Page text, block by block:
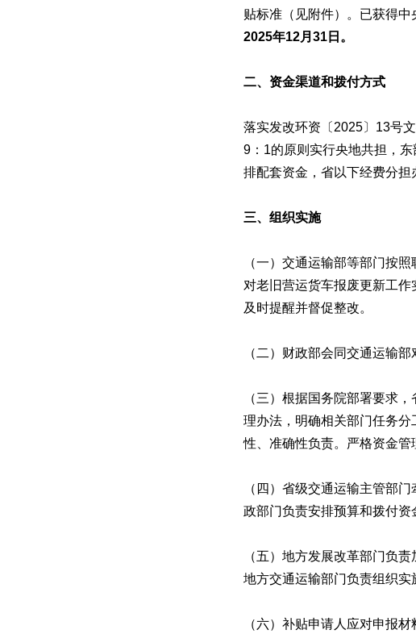
贴标准（见附件）。已获得中
2025年12月31日。
二、资金渠道和拨付方式
落实发改环资〔2025〕13号
9：1的原则实行央地共担，
排配套资金，省以下经费分担
三、组织实施
（一）交通运输部等部门按
对老旧营运货车报废更新工
及时提醒并督促整改。
（二）财政部会同交通运输
（三）根据国务院部署要求
理办法，明确相关部门任务
性、准确性负责。严格资金管
（四）省级交通运输主管部
政部门负责安排预算和拨付资
（五）地方发展改革部门负
地方交通运输部门负责组织实
（六）补贴申请人应对申报